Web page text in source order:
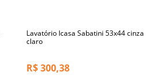
Lavatório Icasa Sabatini 53x44 cinza
claro
R$300,38